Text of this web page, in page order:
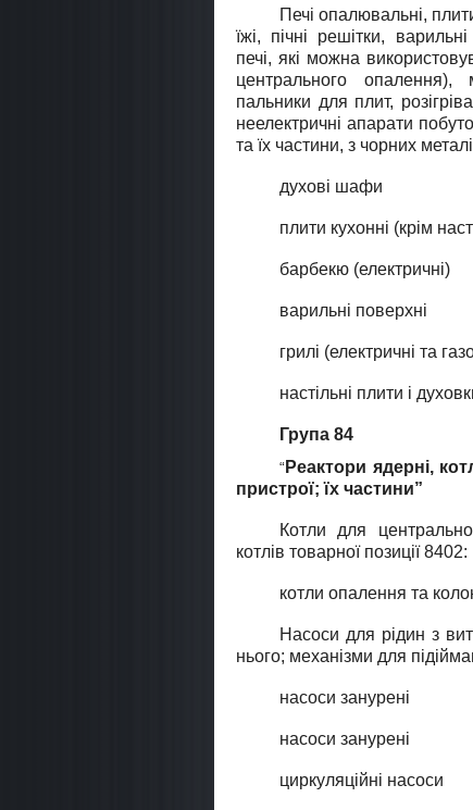
Печi опалювальні,
їжі, пічні решітки,
печі, якi можна
центрального опалення),
пальники для плит,
неелектричні апарати
та їх частини, з чорних
духові шафи
плити кухонні (крім
барбекю (електричні)
варильні поверхні
грилі (електричні та
настільні плити і
Група 84
“Реактори ядерні,
пристрої; їх частини”
Котли для
котлiв товарної позицiї 8402:
котли опалення та
Насоси для рiдин з
нього; механiзми для
насоси занурені
насоси занурені
циркуляційні насоси